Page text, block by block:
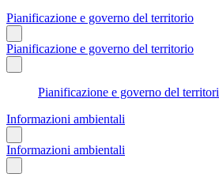
Pianificazione e governo del territorio
Pianificazione e governo del territorio
Pianificazione e governo del
Informazioni ambientali
Informazioni ambientali